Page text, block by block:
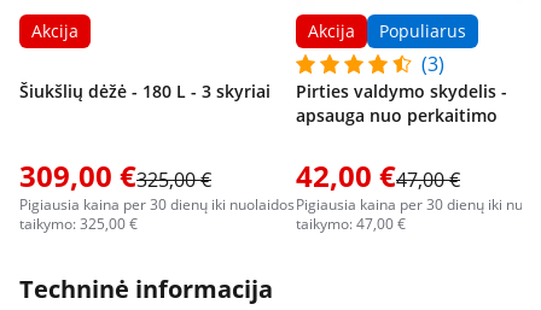
Akcija
Šiukšlių dėžė - 180 L - 3 skyriai
309,00 €325,00 €
Pigiausia kaina per 30 dienų iki nuolaidos
taikymo: 325,00 €
Akcija Populiarus
(3)
Pirties valdymo skydelis -
apsauga nuo perkaitimo
42,00 €47,00 €
Pigiausia kaina per 30 dienų iki
taikymo: 47,00 €
Techninė informacija